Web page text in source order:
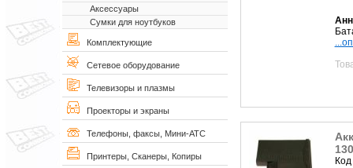
Аксессуары
Сумки для ноутбуков
Комплектующие
Сетевое оборудование
Телевизоры и плазмы
Проекторы и экраны
Телефоны, факсы, Мини-АТС
Принтеры, Сканеры, Копиры